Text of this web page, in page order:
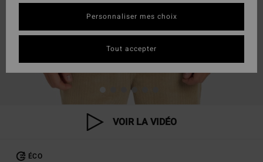
VOIR LA VIDÉO
ÉCO
Personnaliser mes choix
Tout accepter